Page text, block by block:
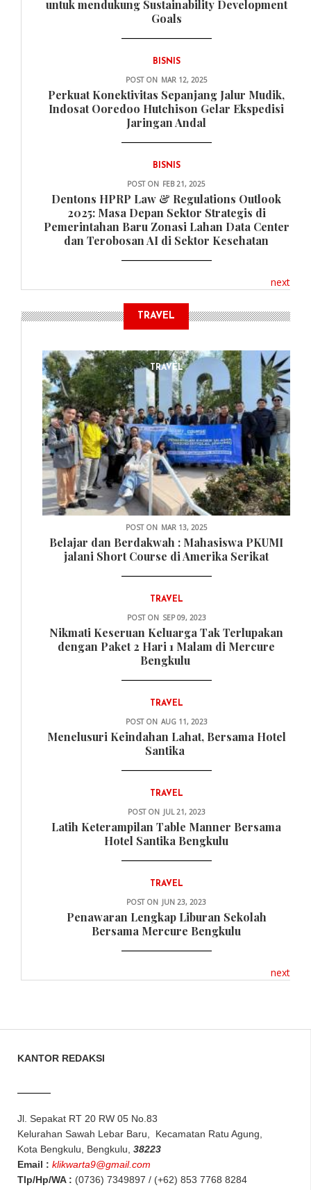
untuk mendukung Sustainability Development
Goals
BISNIS
POST ON MAR 12, 2025
Perkuat Konektivitas Sepanjang Jalur Mudik,
Indosat Ooredoo Hutchison Gelar Ekspedisi
Jaringan Andal
BISNIS
POST ON FEB 21, 2025
Dentons HPRP Law & Regulations Outlook
2025: Masa Depan Sektor Strategis di
Pemerintahan Baru Zonasi Lahan Data Center
dan Terobosan AI di Sektor Kesehatan
next
TRAVEL
TRAVEL
POST ON MAR 13, 2025
Belajar dan Berdakwah : Mahasiswa PKUMI
jalani Short Course di Amerika Serikat
TRAVEL
POST ON SEP 09, 2023
Nikmati Keseruan Keluarga Tak Terlupakan
dengan Paket 2 Hari 1 Malam di Mercure
Bengkulu
TRAVEL
POST ON AUG 11, 2023
Menelusuri Keindahan Lahat, Bersama Hotel
Santika
TRAVEL
POST ON JUL 21, 2023
Latih Keterampilan Table Manner Bersama
Hotel Santika Bengkulu
TRAVEL
POST ON JUN 23, 2023
Penawaran Lengkap Liburan Sekolah
Bersama Mercure Bengkulu
next
KANTOR REDAKSI
Jl. Sepakat RT 20 RW 05 No.83
Kelurahan Sawah Lebar Baru, Kecamatan Ratu Agung,
Kota Bengkulu, Bengkulu, 38223
Email : klikwarta9@gmail.com
Tlp/Hp/WA : (0736) 7349897 / (+62) 853 7768 8284